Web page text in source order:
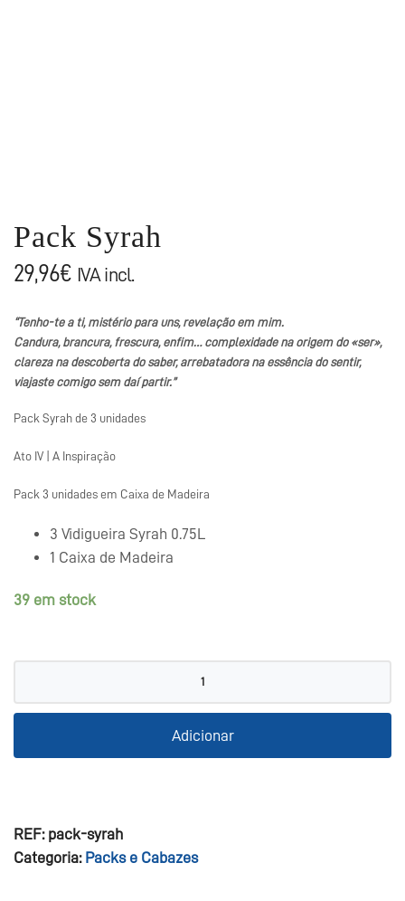
Pack Syrah
29,96€ IVA incl.
“Tenho-te a ti, mistério para uns, revelação em mim.
Candura, brancura, frescura, enfim… complexidade na origem do «ser»,
clareza na descoberta do saber, arrebatadora na essência do sentir,
viajaste comigo sem daí partir.”
Pack Syrah de 3 unidades
Ato IV | A Inspiração
Pack 3 unidades em Caixa de Madeira
3 Vidigueira Syrah 0.75L
1 Caixa de Madeira
39 em stock
Pack
Adicionar
REF: pack-syrah
Categoria: Packs e Cabazes